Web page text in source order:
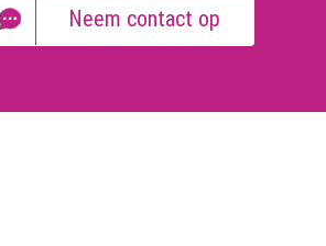
Neem contact op